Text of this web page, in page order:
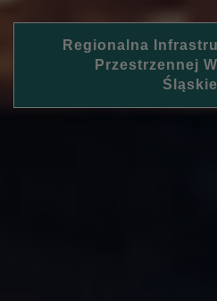
Regionalna
Przestrzennej